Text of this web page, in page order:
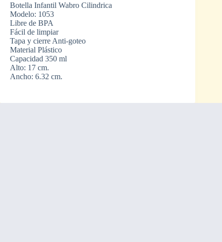
Botella Infantil Wabro Cilindrica
Modelo: 1053
Libre de BPA
Fácil de limpiar
Tapa y cierre Anti-goteo
Material Plástico
Capacidad 350 ml
Alto: 17 cm.
Ancho: 6.32 cm.